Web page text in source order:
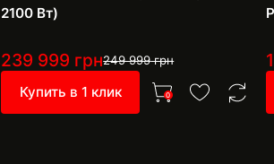
2100 Вт)
239 999 грн249 999грн
Купить в 1 клик 0